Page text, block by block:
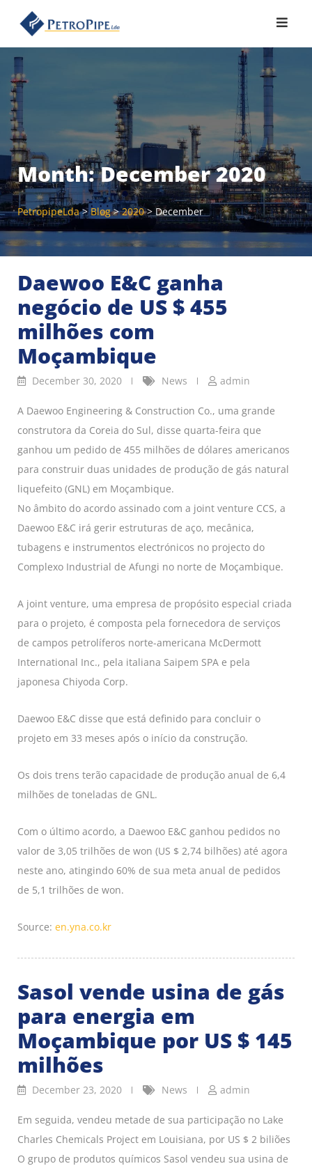
content
Month:December 2020
PetropipeLda>Blog>2020> December
Daewoo E&C ganha
negócio de US $ 455
milhões com
Moçambique
December 30, 2020 News admin
A Daewoo Engineering & Construction Co., uma grande
construtora da Coreia do Sul, disse quarta-feira que
ganhou um pedido de 455 milhões de dólares americanos
para construir duas unidades de produção de gás natural
liquefeito (GNL) em Moçambique.
No âmbito do acordo assinado com a joint venture CCS, a
Daewoo E&C irá gerir estruturas de aço, mecânica,
tubagens e instrumentos electrónicos no projecto do
Complexo Industrial de Afungi no norte de Moçambique.
A joint venture, uma empresa de propósito especial criada
para o projeto, é composta pela fornecedora de serviços
de campos petrolíferos norte-americana McDermott
International Inc., pela italiana Saipem SPA e pela
japonesa Chiyoda Corp.
Daewoo E&C disse que está definido para concluir o
projeto em 33 meses após o início da construção.
Os dois trens terão capacidade de produção anual de 6,4
milhões de toneladas de GNL.
Com o último acordo, a Daewoo E&C ganhou pedidos no
valor de 3,05 trilhões de won (US $ 2,74 bilhões) até agora
neste ano, atingindo 60% de sua meta anual de pedidos
de 5,1 trilhões de won.
Source: en.yna.co.kr
Sasol vende usina de gás
para energia em
Moçambique por US $ 145
milhões
December 23, 2020 News admin
Em seguida, vendeu metade de sua participação no Lake
Charles Chemicals Project em Louisiana, por US $ 2 biliões
O grupo de produtos químicos Sasol vendeu sua usina de